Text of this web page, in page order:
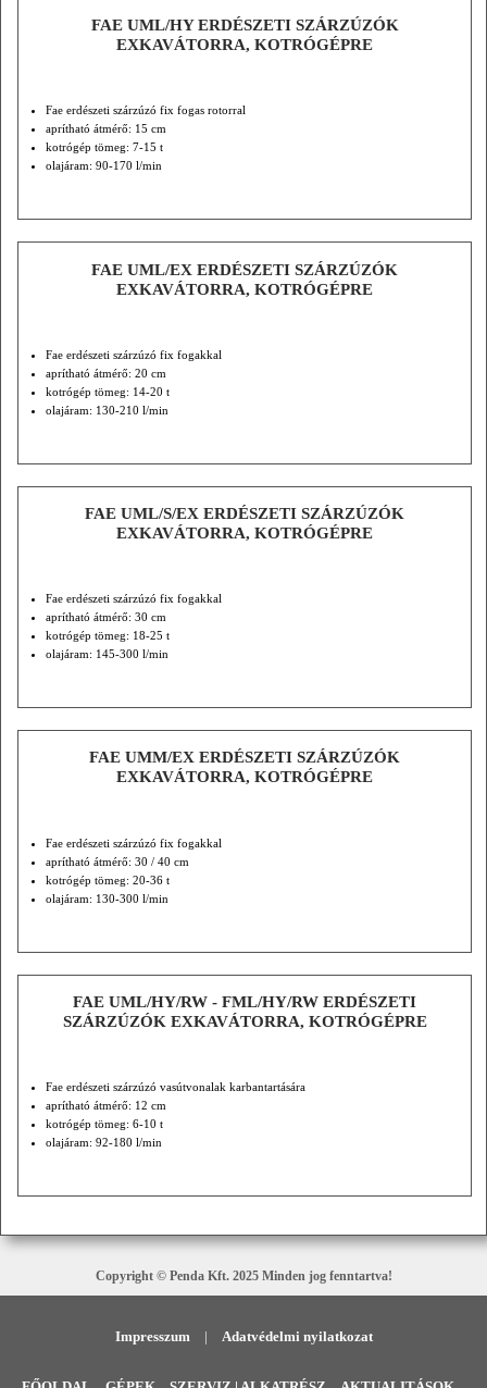
FAE UML/HY ERDÉSZETI SZÁRZÚZÓK
EXKAVÁTORRA, KOTRÓGÉPRE
Fae erdészeti szárzúzó fix fogas rotorral
aprítható átmérő: 15 cm
kotrógép tömeg: 7-15 t
olajáram: 90-170 l/min
FAE UML/EX ERDÉSZETI SZÁRZÚZÓK
EXKAVÁTORRA, KOTRÓGÉPRE
Fae erdészeti szárzúzó fix fogakkal
aprítható átmérő: 20 cm
kotrógép tömeg: 14-20 t
olajáram: 130-210 l/min
FAE UML/S/EX ERDÉSZETI SZÁRZÚZÓK
EXKAVÁTORRA, KOTRÓGÉPRE
Fae erdészeti szárzúzó fix fogakkal
aprítható átmérő: 30 cm
kotrógép tömeg: 18-25 t
olajáram: 145-300 l/min
FAE UMM/EX ERDÉSZETI SZÁRZÚZÓK
EXKAVÁTORRA, KOTRÓGÉPRE
Fae erdészeti szárzúzó fix fogakkal
aprítható átmérő: 30 / 40 cm
kotrógép tömeg: 20-36 t
olajáram: 130-300 l/min
FAE UML/HY/RW - FML/HY/RW ERDÉSZETI
SZÁRZÚZÓK EXKAVÁTORRA, KOTRÓGÉPRE
Fae erdészeti szárzúzó vasútvonalak karbantartására
aprítható átmérő: 12 cm
kotrógép tömeg: 6-10 t
olajáram: 92-180 l/min
Copyright © Penda Kft. 2025 Minden jog fenntartva!
Impresszum | Adatvédelmi nyilatkozat